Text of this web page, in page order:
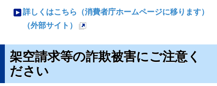
開
す
詳しくはこちら（消費者庁ホームページに移ります）
（外部サイト）
規
ペ
架空請求等の詐欺被害にご注意く
ださい